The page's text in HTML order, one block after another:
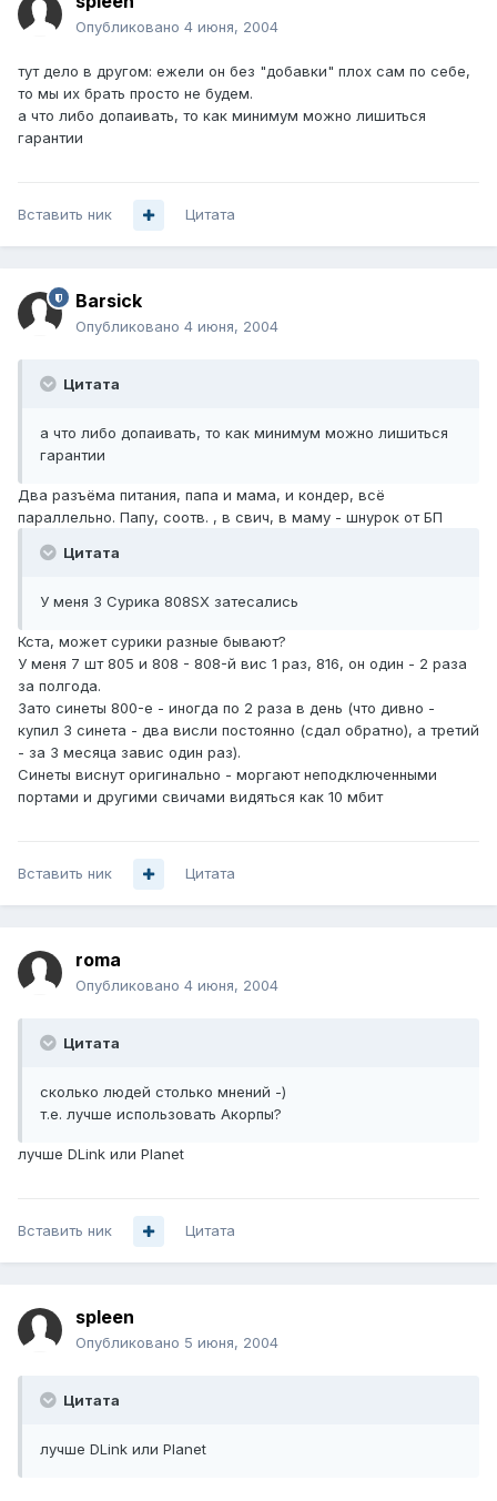
Опубликовано 4 июня, 2004
тут дело в другом: ежели он без "добавки" плох сам по себе,
то мы их брать просто не будем.
а что либо допаивать, то как минимум можно лишиться
гарантии
Вставить ник Цитата
Barsick
Опубликовано 4 июня, 2004
Цитата
а что либо допаивать, то как минимум можно лишиться
гарантии
Два разъёма питания, папа и мама, и кондер, всё
параллельно. Папу, соотв. , в свич, в маму - шнурок от БП
Цитата
У меня 3 Сурика 808SX затесались
Кста, может сурики разные бывают?
У меня 7 шт 805 и 808 - 808-й вис 1 раз, 816, он один - 2 раза
за полгода.
Зато синеты 800-е - иногда по 2 раза в день (что дивно -
купил 3 синета - два висли постоянно (сдал обратно), а третий
- за 3 месяца завис один раз).
Синеты виснут оригинально - моргают неподключенными
портами и другими свичами видяться как 10 мбит
Вставить ник Цитата
roma
Опубликовано 4 июня, 2004
Цитата
сколько людей столько мнений -)
т.е. лучше использовать Акорпы?
лучше DLink или Planet
Вставить ник Цитата
spleen
Опубликовано 5 июня, 2004
Цитата
лучше DLink или Planet